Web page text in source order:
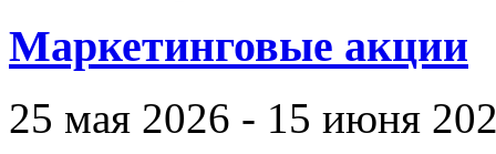
Маркетинговые акции
25 мая 2026 - 15 июня